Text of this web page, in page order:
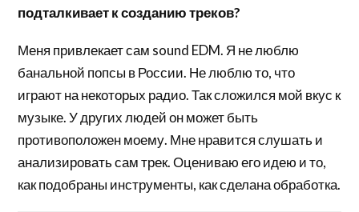
подталкивает к созданию треков?
Меня привлекает сам sound EDM. Я не люблю
банальной попсы в России. Не люблю то, что
играют на некоторых радио. Так сложился мой вкус к
музыке. У других людей он может быть
противоположен моему. Мне нравится слушать и
анализировать сам трек. Оцениваю его идею и то,
как подобраны инструменты, как сделана обработка.